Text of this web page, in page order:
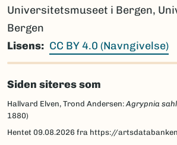
Universitetsmuseet i Bergen,
Bergen
Lisens
CC BY 4.0 (Navngivelse)
Siden siteres som
Hallvard Elven, Trond Andersen:Agrypnia
1880)
Hentet 09.08.2026 fra https://artsdatabanken.no/